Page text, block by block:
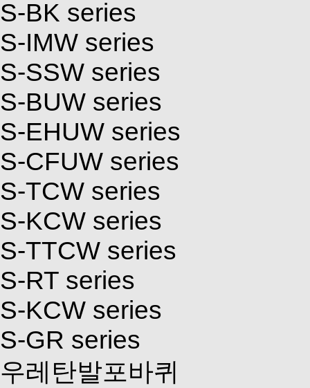
S-BK series
S-IMW series
S-SSW series
S-BUW series
S-EHUW series
S-CFUW series
S-TCW series
S-KCW series
S-TTCW series
S-RT series
S-KCW series
S-GR series
우레탄발포바퀴